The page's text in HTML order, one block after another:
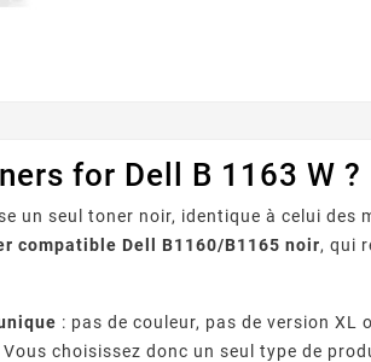
for Dell B 1163 W ?
un seul toner noir, identique à celui des
compatible Dell B1160/B1165 noir, qui
: pas de couleur, pas de version
choisissez donc un seul type de